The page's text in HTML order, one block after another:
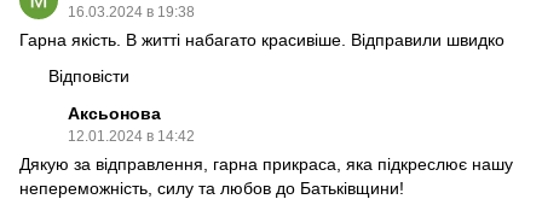
16.03.2024 в 19:38
Гарна якість. В житті набагато красивіше. Відправили швидко
Відповісти
Аксьонова
12.01.2024 в 14:42
Дякую за відправлення, гарна прикраса, яка підкреслює нашу
непереможність, силу та любов до Батьківщини!